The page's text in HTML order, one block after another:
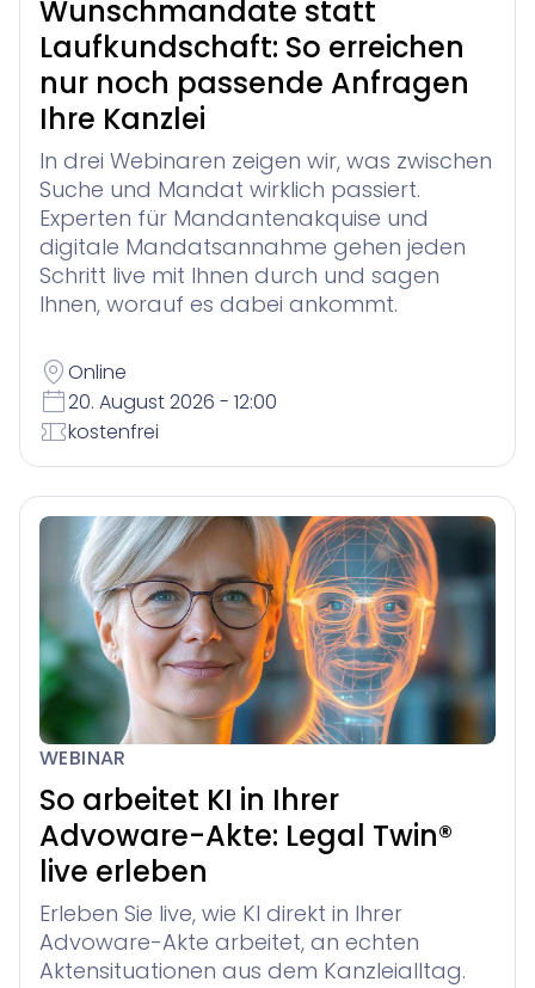
Wunschmandate statt
Laufkundschaft: So erreichen
nur noch passende Anfragen
Ihre Kanzlei
In drei Webinaren zeigen wir, was zwischen
Suche und Mandat wirklich passiert.
Experten für Mandantenakquise und
digitale Mandatsannahme gehen jeden
Schritt live mit Ihnen durch und sagen
Ihnen, worauf es dabei ankommt.
Online
20. August 2026 - 12:00
kostenfrei
WEBINAR
So arbeitet KI in Ihrer
Advoware-Akte: Legal Twin®
live erleben
Erleben Sie live, wie KI direkt in Ihrer
Advoware-Akte arbeitet, an echten
Aktensituationen aus dem Kanzleialltag.